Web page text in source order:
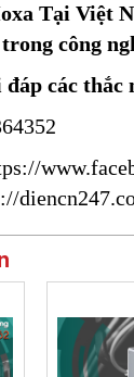
Tại Việt
công
các